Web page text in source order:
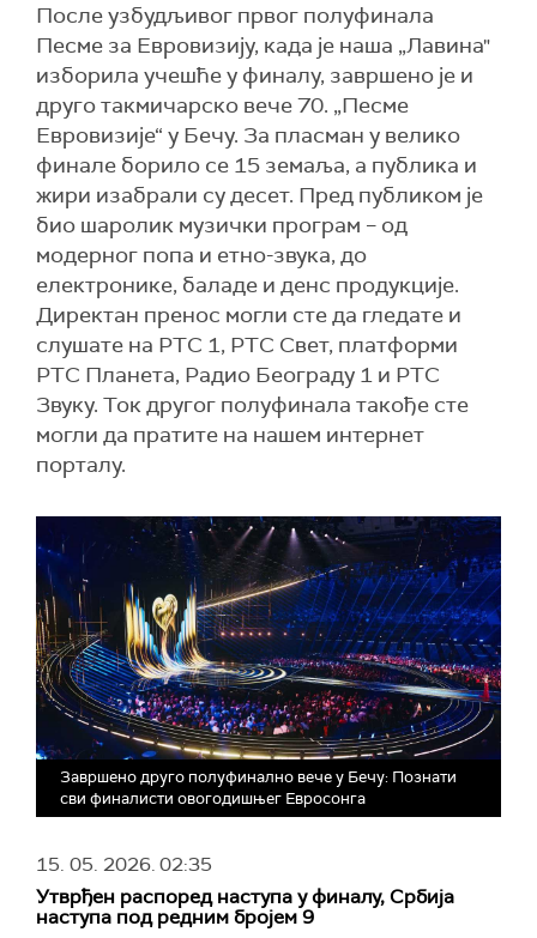
После узбудљивог првог полуфинала
Песме за Евровизију, када је наша „Лавина"
изборила учешће у финалу, завршено је и
друго такмичарско вече 70. „Песме
Евровизије“ у Бечу. За пласман у велико
финале борило се 15 земаља, а публика и
жири изабрали су десет. Пред публиком је
био шаролик музички програм – од
модерног попа и етно-звука, до
електронике, баладе и денс продукције.
Директан пренос могли сте да гледате и
слушате на РТС 1, РТС Свет, платформи
РТС Планета, Радио Београду 1 и РТС
Звуку. Ток другог полуфинала такође сте
могли да пратите на нашем интернет
порталу.
Завршено друго полуфинално вече у Бечу: Познати
сви финалисти овогодишњег Евросонга
15. 05. 2026.02:35
Утврђен распоред наступа у финалу, Србија
наступа под редним бројем 9